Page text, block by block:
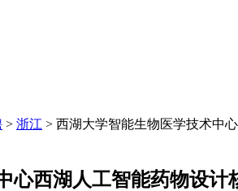
> 浙江 > 西湖大学智能生物医学技术中
心西湖人工智能药物设